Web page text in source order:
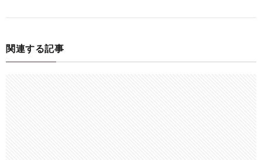
関連する記事